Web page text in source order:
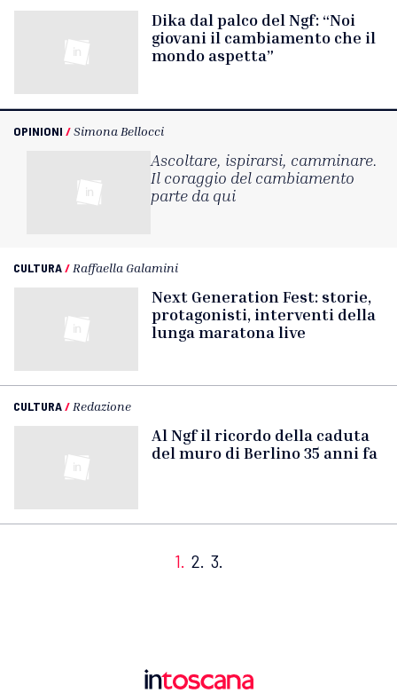
Dika dal palco del Ngf: “Noi
giovani il cambiamento che il
mondo aspetta”
OPINIONI /Simona Bellocci
Ascoltare, ispirarsi, camminare.
Il coraggio del cambiamento
parte da qui
CULTURA/ Raffaella Galamini
Next Generation Fest: storie,
protagonisti, interventi della
lunga maratona live
CULTURA/ Redazione
Al Ngf il ricordo della caduta
del muro di Berlino 35 anni fa
1. 2. 3.